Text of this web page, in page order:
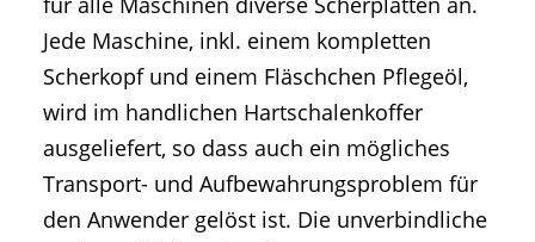
Jede Maschine, inkl. einem kompletten
Scherkopf und einem Fläschchen Pflegeöl,
wird im handlichen Hartschalenkoffer
ausgeliefert, so dass auch ein mögliches
Transport- und Aufbewahrungsproblem für
den Anwender gelöst ist. Die unverbindliche